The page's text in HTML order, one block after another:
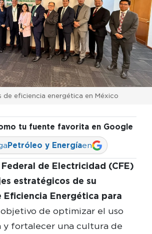
de eficiencia energética en México
tu fuente favorita en Google
Petróleo y Energíaen
de Electricidad (CFE)
estratégicos de su
Eficiencia Energética para
de optimizar el uso
y fortalecer una cultura de